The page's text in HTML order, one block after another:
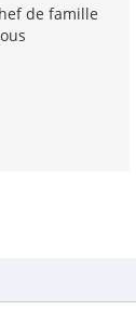
de famille